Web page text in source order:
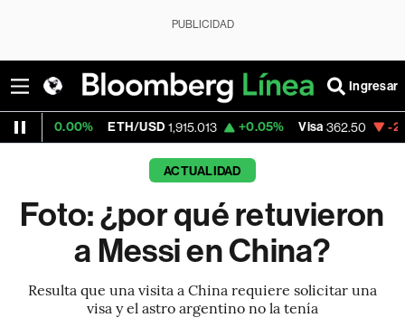
PUBLICIDAD
Ingresar
ETH/USD 1,915.013 +0.05% Visa 362.50 -2.15%
ACTUALIDAD
Foto: ¿por qué retuvieron
a Messi en China?
Resulta que una visita a China requiere solicitar una
visa y el astro argentino no la tenía